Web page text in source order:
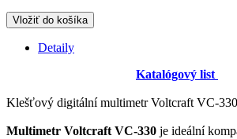
Vložiť do košíka
Detaily
Katalógový list
Klešťový digitální multimetr Voltcraft VC-330
Multimetr Voltcraft VC-330 je ideální